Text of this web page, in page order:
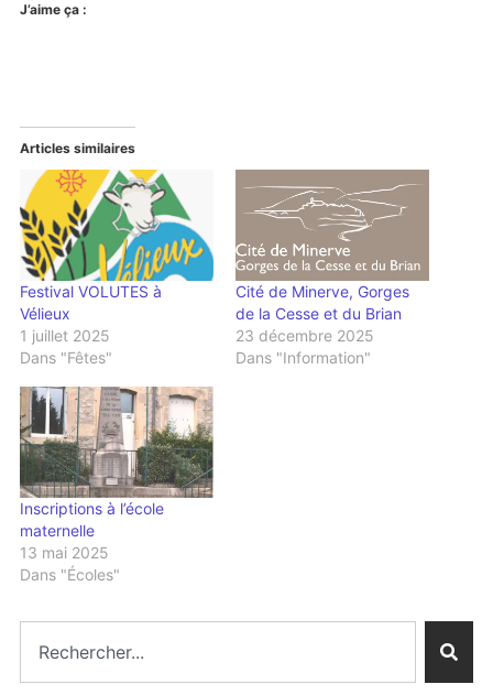
J’aime ça :
Articles similaires
Festival VOLUTES à
Vélieux
1 juillet 2025
Dans "Fêtes"
Cité de Minerve, Gorges
de la Cesse et du Brian
23 décembre 2025
Dans "Information"
Inscriptions à l’école
maternelle
13 mai 2025
Dans "Écoles"